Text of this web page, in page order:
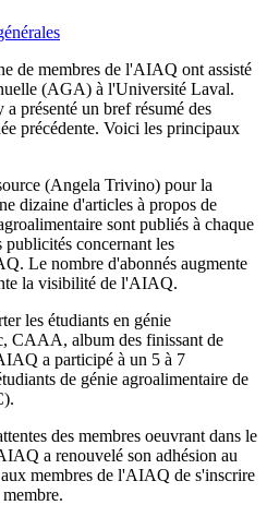
de membres de l'AIAQ ont assisté
(AGA) à l'Université Laval.
présenté un bref résumé des
précédente. Voici les principaux
(Angela Trivino) pour la
dizaine d'articles à propos de
sont publiés à chaque
publicités concernant les
Le nombre d'abonnés augmente
la visibilité de l'AIAQ.
les étudiants en génie
CAAA, album des finissant de
a participé à un 5 à 7
de génie agroalimentaire de
des membres oeuvrant dans le
a renouvelé son adhésion au
membres de l'AIAQ de s'inscrire